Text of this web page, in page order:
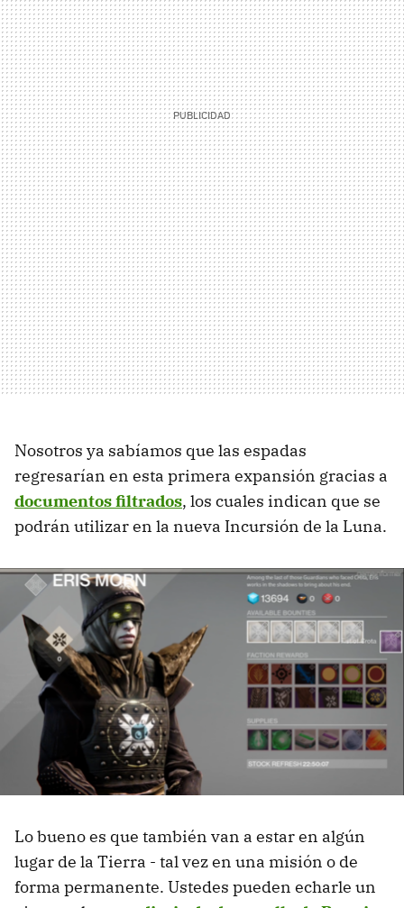
Nosotros ya sabíamos que las espadas
regresarían en esta primera expansión gracias a
documentos filtrados, los cuales indican que se
podrán utilizar en la nueva Incursión de la Luna.
Lo bueno es que también van a estar en algún
lugar de la Tierra - tal vez en una misión o de
forma permanente. Ustedes pueden echarle un